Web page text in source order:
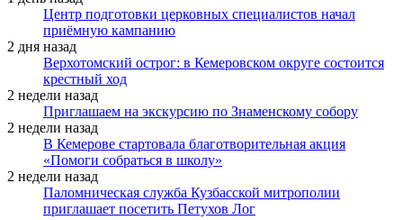
Центр подготовки церковных специалистов начал
приёмную кампанию
2 дня назад
Верхотомский острог: в Кемеровском округе состоится
крестный ход
2 недели назад
Приглашаем на экскурсию по Знаменскому собору
2 недели назад
В Кемерове стартовала благотворительная акция
«Помоги собраться в школу»
2 недели назад
Паломническая служба Кузбасской митрополии
приглашает посетить Петухов Лог